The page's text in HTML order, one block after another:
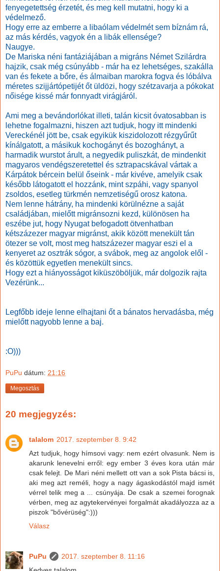
fenyegetettség érzetét, és meg kell mutatni, hogy ki a
védelmező.
Hogy erre az emberre a libaólam védelmét sem bíznám rá,
az más kérdés, vagyok én a libák ellensége?
Naugye.
De Mariska néni fantáziájában a migráns Német Szilárdra
hajzik, csak még csúnyább - már ha ez lehetséges, szakálla
van és fekete a bőre, és álmaiban marokra fogva és lóbálva
méretes szijjártópetijétőt üldözi, hogy szétzavarja a pókokat
nőisége kissé már fonnyadt virágjáról.
Ami meg a bevándorlókat illeti, talán kicsit óvatosabban is
lehetne fogalmazni, hiszen azt tudjuk, hogy itt mindenki
Vereckénél jött be, csak egyikük kiszidolozott rézgyűrűt
kínálgatott, a másikuk kochogányt és bozoghányt, a
harmadik wurstot árult, a negyedik puliszkát, de mindenkit
magyaros vendégszeretettel és sztrapacskával vártak a
Kárpátok bércein belül őseink - már kivéve, amelyik csak
később látogatott el hozzánk, mint szpáhi, vagy spanyol
zsoldos, esetleg türkmén nemzetiségű orosz katona.
Nem lenne hátrány, ha mindenki körülnézne a saját
családjában, mielőtt migránsozni kezd, különösen ha
eszébe jut, hogy Nyugat befogadott ötvenhatban
kétszázezer magyar migránst, akik között menekült tán
ötezer se volt, most meg hatszázezer magyar eszi el a
kenyeret az osztrák sógor, a svábok, meg az angolok elől -
és közöttük egyetlen menekült sincs.
Hogy ezt a hiányosságot kiküszöböljük, már dolgozik rajta
Vezérünk...
Legfőbb ideje lenne elhajtani őt a bánatos hervadásba, még
mielőtt nagyobb lenne a baj.
:O)))
PuPu dátum: 21:16
Megosztás
20 megjegyzés:
talalom 2017. szeptember 8. 9:42
Azt tudjuk, hogy hímsovi vagy: nem ezért olvasunk. Nem is
akarunk lenevelni erről: egy ember 3 éves kora után már
csak felejt. De Mari néni mellett ott van a sok Pista bácsi is,
aki meg azt reméli, hogy a nagy ágaskodástól majd ismét
vérrel telik meg a ... csúnyája. De csak a szemei forognak
vérben, meg az agytekervényei forgalmát akadályozza az a
piszok "bővérüség":)))
Válasz
PuPu
2017. szeptember 8. 11:16